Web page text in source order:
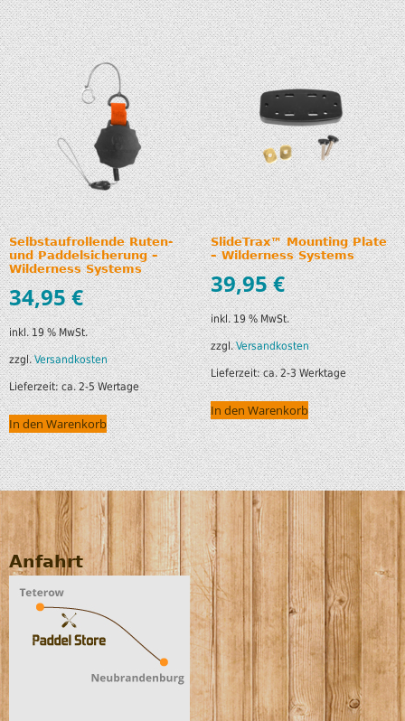
Selbstaufrollende Ruten-
und Paddelsicherung –
Wilderness Systems
34,95€
inkl. 19 % MwSt.
zzgl.Versandkosten
Lieferzeit:ca. 2-5 Wertage
In den Warenkorb
SlideTrax™ Mounting Plate
– Wilderness Systems
39,95€
inkl. 19 % MwSt.
zzgl.Versandkosten
Lieferzeit:ca. 2-3 Werktage
In den Warenkorb
Anfahrt